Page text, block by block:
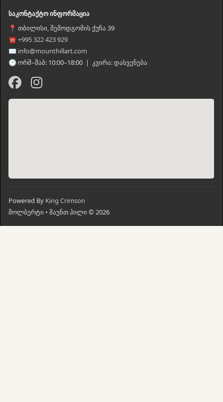
საკონტაქტო ინფორმაცია
📍 თბილისი, შემოდგომის ქუჩა 39
☎ +995 322 423 929
✉ info@mounthillart.com
🕐 ორშ–შაბ: 10:00–18:00 | კვირა: დასვენება
Powered By King Crimson
მოლბერტი • მაუნთ ჰილი © 2026